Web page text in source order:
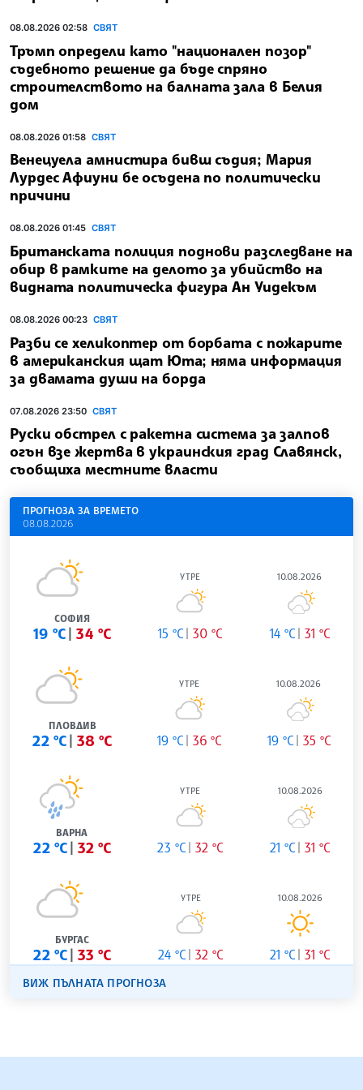
08.08.2026 02:58 СВЯТ
Тръмп определи като "национален позор"
съдебното решение да бъде спряно
строителството на балната зала в Белия
дом
08.08.2026 01:58 СВЯТ
Венецуела амнистира бивш съдия; Мария
Лурдес Афиуни бе осъдена по политически
причини
08.08.2026 01:45 СВЯТ
Британската полиция поднови разследване на
обир в рамките на делото за убийство на
видната политическа фигура Ан Уидекъм
08.08.2026 00:23 СВЯТ
Разби се хеликоптер от борбата с пожарите
в американския щат Юта; няма информация
за двамата души на борда
07.08.2026 23:50 СВЯТ
Руски обстрел с ракетна система за залпов
огън взе жертва в украинския град Славянск,
съобщиха местните власти
ПРОГНОЗА ЗА ВРЕМЕТО
08.08.2026
СОФИЯ
19 °C 34 °C
УТРЕ
15 °C 30 °C
10.08.2026
14 °C 31 °C
ПЛОВДИВ
22 °C 38 °C
УТРЕ
19 °C 36 °C
10.08.2026
19 °C 35 °C
ВАРНА
22 °C 32 °C
УТРЕ
23 °C 32 °C
10.08.2026
21 °C 31 °C
БУРГАС
22 °C 33 °C
УТРЕ
24 °C 32 °C
10.08.2026
21 °C 31 °C
ВИЖ ПЪЛНАТА ПРОГНОЗА